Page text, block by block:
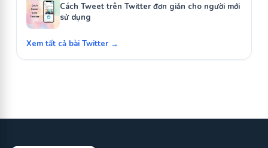
Cách Tweet trên Twitter đơn giản cho người mới
sử dụng
Xem tất cả bài Twitter →